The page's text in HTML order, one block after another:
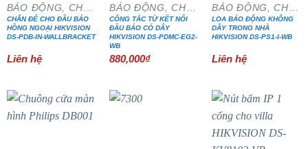
CHÂN ĐẾ CHO ĐẦU BÁO
HỒNG NGOẠI HIKVISION
DS-PDB-IN-WALLBRACKET
Liên hệ
CÔNG TẮC TỪ KẾT NỐI
ĐẦU BÁO CÓ DÂY
HIKVISION DS-PDMC-EG2-
WB
880,000₫
LOA BÁO ĐỘNG KHÔNG
DÂY TRONG NHÀ
HIKVISION DS-PS1-I-WB
Liên hệ